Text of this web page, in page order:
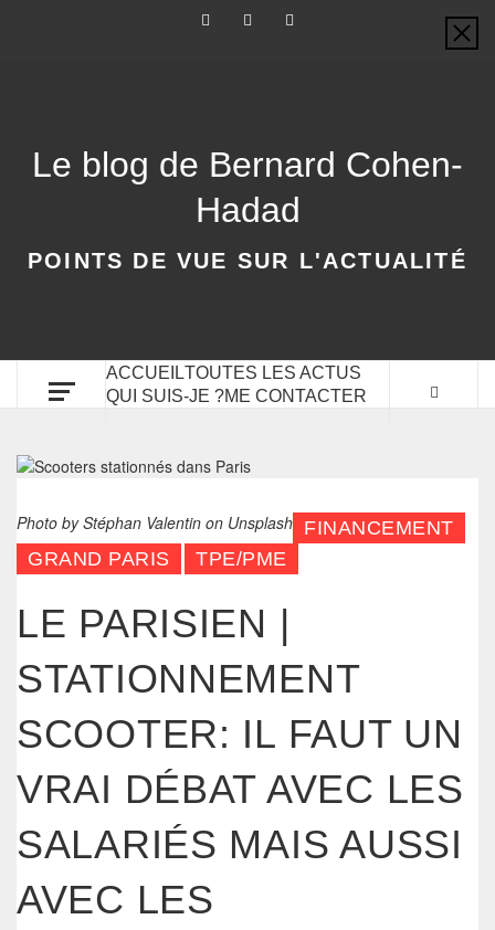
Le blog de Bernard Cohen-
Hadad
POINTS DE VUE SUR L'ACTUALITÉ
ACCUEILTOUTES LES ACTUS
QUI SUIS-JE ?ME CONTACTER
Photo byStéphan Valentin on Unsplash FINANCEMENT
GRAND PARIS
TPE/PME
LE PARISIEN |
STATIONNEMENT
SCOOTER: IL FAUT UN
VRAI DÉBAT AVEC LES
SALARIÉS MAIS AUSSI
AVEC LES